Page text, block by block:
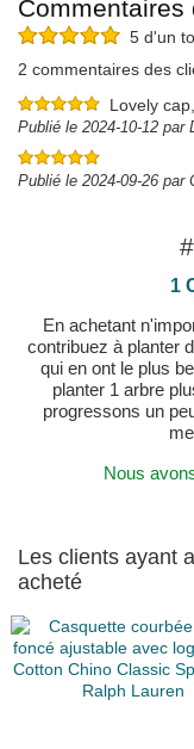
Commentaires
5 d'un
2 commentaires des
Lovely
Publié le 2024-10-12 par
Publié le 2024-09-26 par
1
En achetant
contribuez à planter
qui en ont le plus
planter 1 arbre
progressons un
Nous
Les clients ayant
acheté